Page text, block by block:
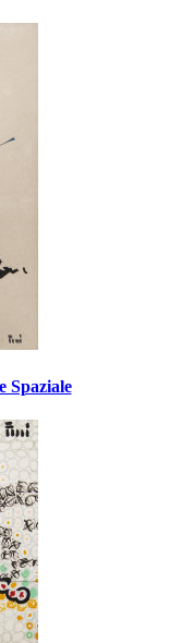
Spaziale